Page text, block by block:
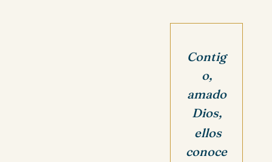
Contig
o,
amado
Dios,
ellos
conoce